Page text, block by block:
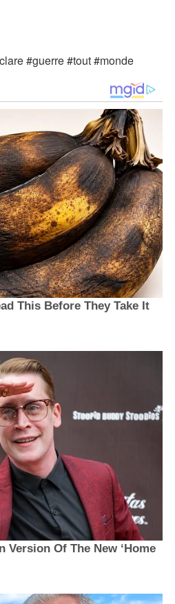
#guerre #tout #monde